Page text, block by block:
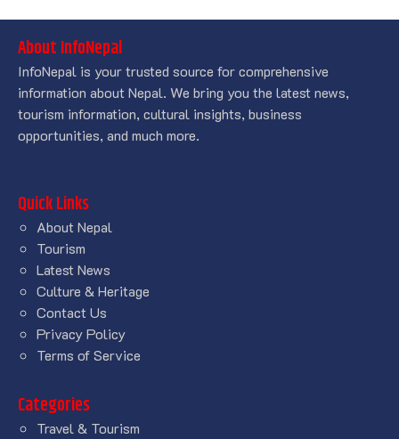
About InfoNepal
InfoNepal is your trusted source for comprehensive
information about Nepal. We bring you the latest news,
tourism information, cultural insights, business
opportunities, and much more.
Quick Links
About Nepal
Tourism
Latest News
Culture & Heritage
Contact Us
Privacy Policy
Terms of Service
Categories
Travel & Tourism